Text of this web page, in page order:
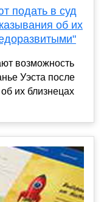
подать в суд
об их
возможность
Уэста после
их близнецах